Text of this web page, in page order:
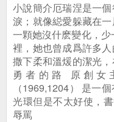
小說簡介厄瑞涅是一
淚；就像縂愛躲藏在
一顆她沒什麽變化，
裡，她也曾成爲許多
撒下柔和溫煖的潔光
勇者的路 原創女
（1969,1204） 是一
光環但是不太好使，
辱罵